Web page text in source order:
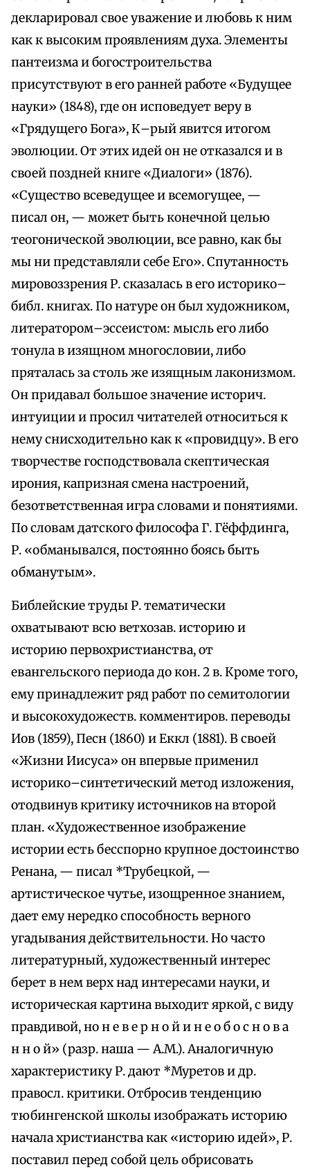
декларировал свое уважение и любовь к ним
как к высоким проявлениям духа. Элементы
пантеизма и богостроительства
присутствуют в его ранней работе «Будущее
науки» (1848), где он исповедует веру в
«Грядущего Бога», К–рый явится итогом
эволюции. От этих идей он не отказался и в
своей поздней книге «Диалоги» (1876).
«Существо всеведущее и всемогущее, —
писал он, — может быть конечной целью
теогонической эволюции, все равно, как бы
мы ни представляли себе Его». Спутанность
мировоззрения Р. сказалась в его историко–
библ. книгах. По натуре он был художником,
литератором–эссеистом: мысль его либо
тонула в изящном многословии, либо
пряталась за столь же изящным лаконизмом.
Он придавал большое значение историч.
интуиции и просил читателей относиться к
нему снисходительно как к «провидцу». В его
творчестве господствовала скептическая
ирония, капризная смена настроений,
безответственная игра словами и понятиями.
По словам датского философа Г. Гёффдинга,
Р. «обманывался, постоянно боясь быть
обманутым».
Библейские труды Р. тематически
охватывают всю ветхозав. историю и
историю первохристианства, от
евангельского периода до кон. 2 в. Кроме того,
ему принадлежит ряд работ по семитологии
и высокохудожеств. комментиров. переводы
Иов (1859), Песн (1860) и Еккл (1881). B своей
«Жизни Иисуса» он впервые применил
историко–синтетический метод изложения,
отодвинув критику источников на второй
план. «Художественное изображение
истории есть бесспорно крупное достоинство
Ренана, — писал *Трубецкой, —
артистическое чутье, изощренное знанием,
дает ему нередко способность верного
угадывания действительности. Но часто
литературный, художественный интерес
берет в нем верх над интересами науки, и
историческая картина выходит яркой, с виду
правдивой, но н е в е р н о й и н е о б о с н о в а
н н о й» (разр. наша — А.М.). Аналогичную
характеристику Р. дают *Муретов и др.
правосл. критики. Отбросив тенденцию
тюбингенской школы изображать историю
начала христианства как «историю идей», Р.
поставил перед собой цель обрисовать